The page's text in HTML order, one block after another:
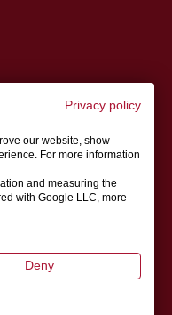
Privacy policy
our website, show
For more information
and measuring the
with Google LLC, more
Deny